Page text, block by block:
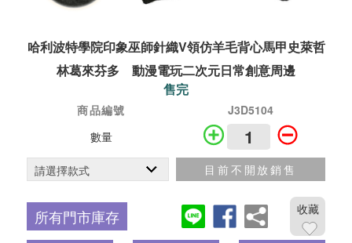
哈利波特學院印象巫師針織V領仿羊毛背心馬甲史萊哲
林葛來芬多 動漫電玩二次元日常創意周邊
售完
商品編號
J3D5104
數量
目前不開放銷售
所有門市庫存 收藏